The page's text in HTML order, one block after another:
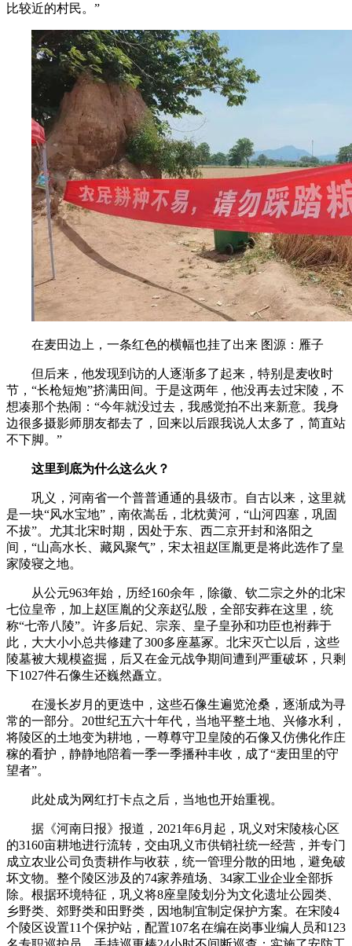
比较近的村民。”
在麦田边上，一条红色的横幅也挂了出来 图源：雁子
但后来，他发现到访的人逐渐多了起来，特别是麦收时
节，“长枪短炮”挤满田间。于是这两年，他没再去过宋陵，不
想凑那个热闹：“今年就没过去，我感觉拍不出来新意。我身
边很多摄影师朋友都去了，回来以后跟我说人太多了，简直站
不下脚。”
这里到底为什么这么火？
巩义，河南省一个普普通通的县级市。自古以来，这里就
是一块“风水宝地”，南依嵩岳，北枕黄河，“山河四塞，巩固
不拔”。尤其北宋时期，因处于东、西二京开封和洛阳之
间，“山高水长、藏风聚气”，宋太祖赵匡胤更是将此选作了皇
家陵寝之地。
从公元963年始，历经160余年，除徽、钦二宗之外的北宋
七位皇帝，加上赵匡胤的父亲赵弘殷，全部安葬在这里，统
称“七帝八陵”。许多后妃、宗亲、皇子皇孙和功臣也袝葬于
此，大大小小总共修建了300多座墓冢。北宋灭亡以后，这些
陵墓被大规模盗掘，后又在金元战争期间遭到严重破坏，只剩
下1027件石像生还巍然矗立。
在漫长岁月的更迭中，这些石像生遍览沧桑，逐渐成为寻
常的一部分。20世纪五六十年代，当地平整土地、兴修水利，
将陵区的土地变为耕地，一尊尊守卫皇陵的石像又仿佛化作庄
稼的看护，静静地陪着一季一季播种丰收，成了“麦田里的守
望者”。
此处成为网红打卡点之后，当地也开始重视。
据《河南日报》报道，2021年6月起，巩义对宋陵核心区
的3160亩耕地进行流转，交由巩义市供销社统一经营，并专门
成立农业公司负责耕作与收获，统一管理分散的田地，避免破
坏文物。整个陵区涉及的74家养殖场、34家工业企业全部拆
除。根据环境特征，巩义将8座皇陵划分为文化遗址公园类、
乡野类、郊野类和田野类，因地制宜制定保护方案。在宋陵4
个陵区设置11个保护站，配置107名在编在岗事业编人员和123